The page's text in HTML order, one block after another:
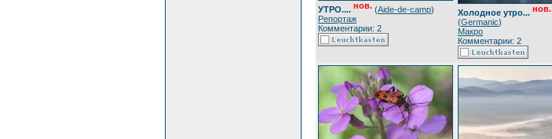
УТРО.... нов. (Aide-de-camp)
Репортаж
Комментарии: 2
Холодное утро... нов.
(Germanic)
Макро
Комментарии: 2